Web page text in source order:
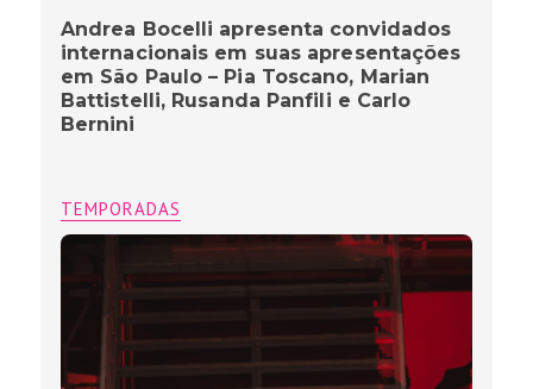
Andrea Bocelli apresenta convidados
internacionais em suas apresentações
em São Paulo – Pia Toscano, Marian
Battistelli, Rusanda Panfili e Carlo
Bernini
TEMPORADAS